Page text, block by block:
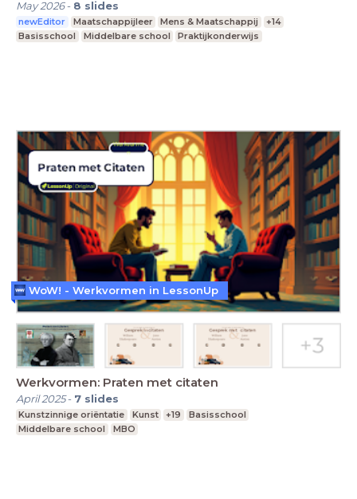
May 2026- 8 slides
newEditor Maatschappijleer Mens & Maatschappij
+14
Basisschool
Middelbare school Praktijkonderwijs
Werkvormen: Praten met citaten
April 2025- 7 slides
Kunstzinnige oriëntatie Kunst +19
Basisschool
Middelbare school
MBO
WoW! - Werkvormen in LessonUp